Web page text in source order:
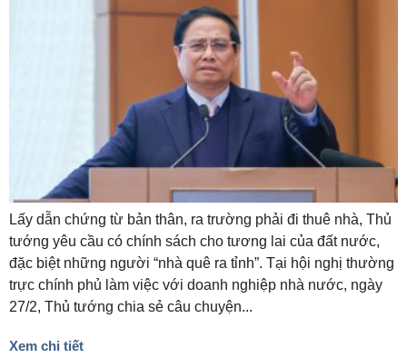
Lấy dẫn chứng từ bản thân, ra trường phải đi thuê nhà, Thủ
tướng yêu cầu có chính sách cho tương lai của đất nước,
đặc biệt những người “nhà quê ra tỉnh”. Tại hội nghị thường
trực chính phủ làm việc với doanh nghiệp nhà nước, ngày
27/2, Thủ tướng chia sẻ câu chuyện...
Xem chi tiết